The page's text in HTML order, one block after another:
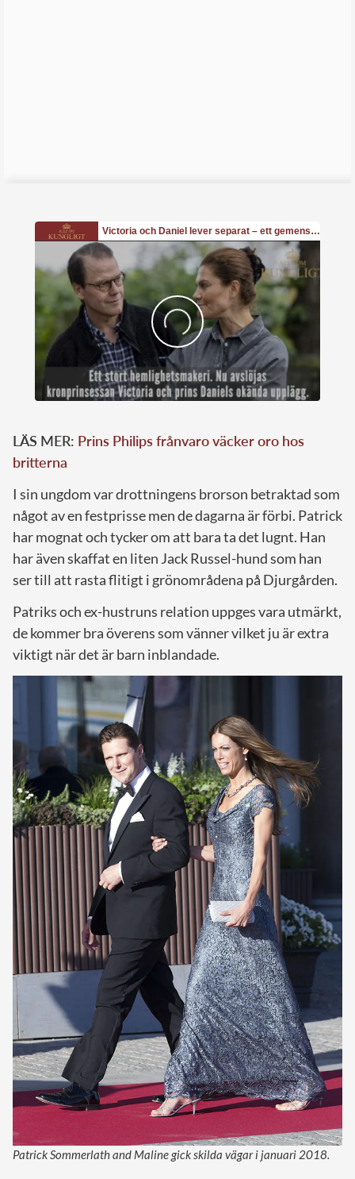
LÄS MER: Prins Philips frånvaro väcker oro hos
britterna
I sin ungdom var drottningens brorson betraktad som
något av en festprisse men de dagarna är förbi. Patrick
har mognat och tycker om att bara ta det lugnt. Han
har även skaffat en liten Jack Russel-hund som han
ser till att rasta flitigt i grönområdena på Djurgården.
Patriks och ex-hustruns relation uppges vara utmärkt,
de kommer bra överens som vänner vilket ju är extra
viktigt när det är barn inblandade.
Patrick Sommerlath and Maline gick skilda vägar i januari 2018.